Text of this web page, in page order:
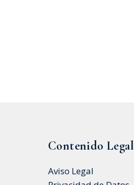
Contenido Legal
Aviso Legal